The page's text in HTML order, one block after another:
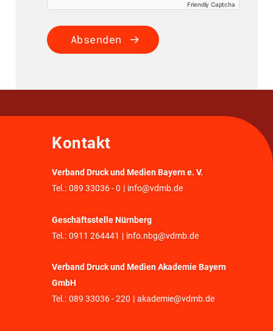
Friendly Captcha
Absenden
Kontakt
Verband Druck und Medien Bayern e. V.
Tel.: 089 33036 - 0 | info@vdmb.de
Geschäftsstelle Nürnberg
Tel.: 0911 264441 | info.nbg@vdmb.de
Verband Druck und Medien Akademie Bayern
GmbH
Tel.: 089 33036 - 220 | akademie@vdmb.de